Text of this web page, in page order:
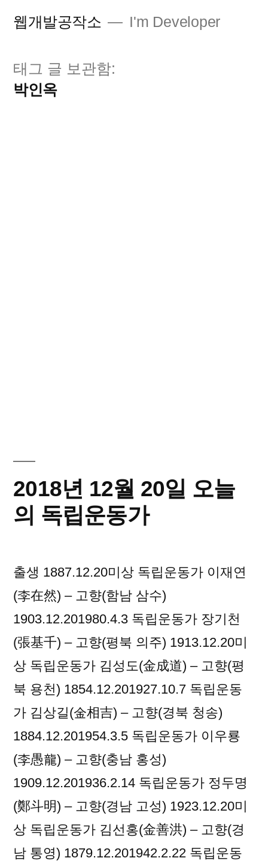
웹개발공작소 I'm Developer
태그 글 보관함:
박인옥
2018년 12월 20일 오늘
의 독립운동가
출생 1887.12.20미상 독립운동가 이재연
(李在然) – 고향(함남 삼수)
1903.12.201980.4.3 독립운동가 장기천
(張基千) – 고향(평북 의주) 1913.12.20미
상 독립운동가 김성도(金成道) – 고향(평
북 용천) 1854.12.201927.10.7 독립운동
가 김상길(金相吉) – 고향(경북 청송)
1884.12.201954.3.5 독립운동가 이우룡
(李愚龍) – 고향(충남 홍성)
1909.12.201936.2.14 독립운동가 정두명
(鄭斗明) – 고향(경남 고성) 1923.12.20미
상 독립운동가 김선홍(金善洪) – 고향(경
남 통영) 1879.12.201942.2.22 독립운동